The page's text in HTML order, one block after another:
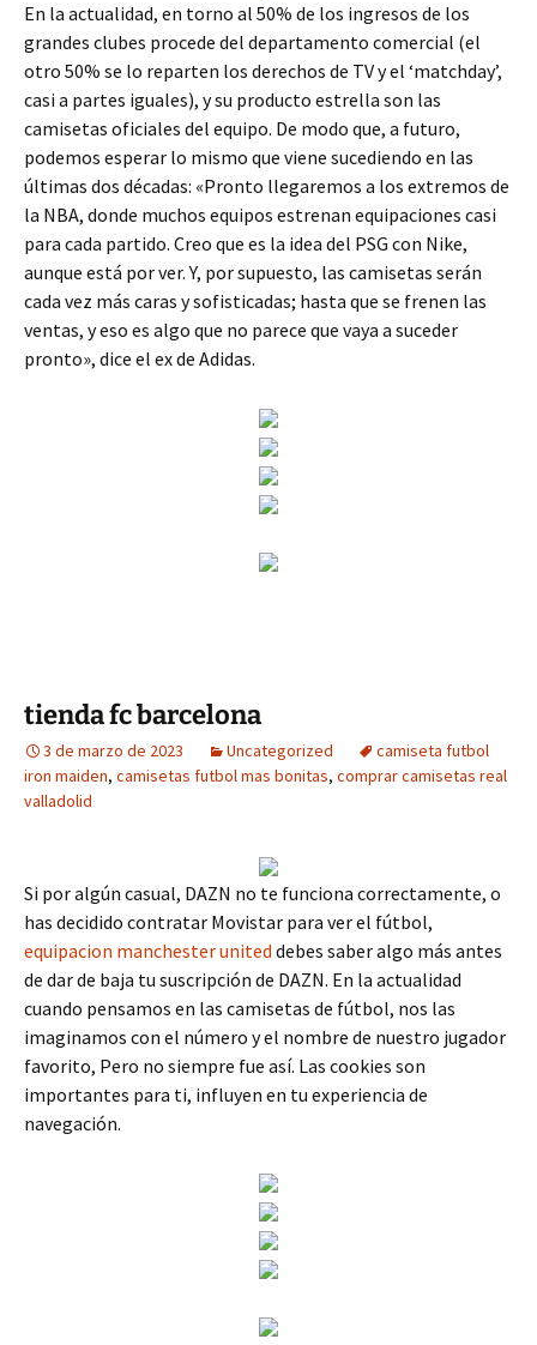
En la actualidad, en torno al 50% de los ingresos de los
grandes clubes procede del departamento comercial (el
otro 50% se lo reparten los derechos de TV y el ‘matchday’,
casi a partes iguales), y su producto estrella son las
camisetas oficiales del equipo. De modo que, a futuro,
podemos esperar lo mismo que viene sucediendo en las
últimas dos décadas: «Pronto llegaremos a los extremos de
la NBA, donde muchos equipos estrenan equipaciones casi
para cada partido. Creo que es la idea del PSG con Nike,
aunque está por ver. Y, por supuesto, las camisetas serán
cada vez más caras y sofisticadas; hasta que se frenen las
ventas, y eso es algo que no parece que vaya a suceder
pronto», dice el ex de Adidas.
tienda fc barcelona
3 de marzo de 2023 Uncategorized
camiseta futbol
iron maiden, camisetas futbol mas bonitas, comprar camisetas real
valladolid
Si por algún casual, DAZN no te funciona correctamente, o
has decidido contratar Movistar para ver el fútbol,
equipacion manchester united debes saber algo más antes
de dar de baja tu suscripción de DAZN. En la actualidad
cuando pensamos en las camisetas de fútbol, nos las
imaginamos con el número y el nombre de nuestro jugador
favorito, Pero no siempre fue así. Las cookies son
importantes para ti, influyen en tu experiencia de
navegación.